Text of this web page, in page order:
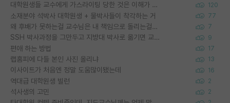
대학원생들 교수에게 가스라이팅 당한 것은 이해가 갑니다. 안타깝네요. 120
소재분야 석박사 대학원생 + 물박사들이 착각하는 거 77
왜 후배가 못하는걸 교수님은 내 책임으로 돌리는걸까요? 7
SSH 박사과정을 그만두고 지방대 박사로 옮기면 교수의 꿈은 끝일까요? 9
편애 하는 방법 17
랩홈피에 다들 본인 사진 올리냐 13
이사이트가 처음엔 정말 도움많이됐는데 16
역대급 대학원생 빌런 2
석사생의 고민 2